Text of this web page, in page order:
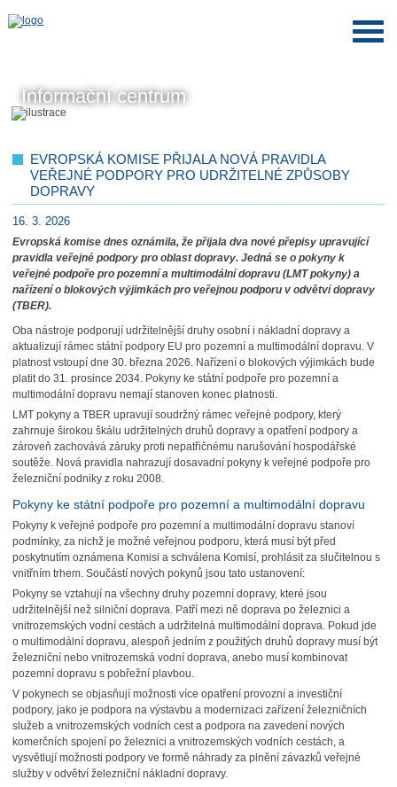
Informační centrum
EVROPSKÁ KOMISE PŘIJALA NOVÁ PRAVIDLA
VEŘEJNÉ PODPORY PRO UDRŽITELNÉ ZPŮSOBY
DOPRAVY
16. 3. 2026
Evropská komise dnes oznámila, že přijala dva nové přepisy upravující
pravidla veřejné podpory pro oblast dopravy. Jedná se o pokyny k
veřejné podpoře pro pozemní a multimodální dopravu (LMT pokyny) a
nařízení o blokových výjimkách pro veřejnou podporu v odvětví dopravy
(TBER).
Oba nástroje podporují udržitelnější druhy osobní i nákladní dopravy a
aktualizují rámec státní podpory EU pro pozemní a multimodální dopravu. V
platnost vstoupí dne 30. března 2026. Nařízení o blokových výjimkách bude
platit do 31. prosince 2034. Pokyny ke státní podpoře pro pozemní a
multimodální dopravu nemají stanoven konec platnosti.
LMT pokyny a TBER upravují soudržný rámec veřejné podpory, který
zahrnuje širokou škálu udržitelných druhů dopravy a opatření podpory a
zároveň zachovává záruky proti nepatřičnému narušování hospodářské
soutěže. Nová pravidla nahrazují dosavadní pokyny k veřejné podpoře pro
železniční podniky z roku 2008.
Pokyny ke státní podpoře pro pozemní a multimodální dopravu
Pokyny k veřejné podpoře pro pozemní a multimodální dopravu stanoví
podmínky, za nichž je možné veřejnou podporu, která musí být před
poskytnutím oznámena Komisi a schválena Komisí, prohlásit za slučitelnou s
vnitřním trhem. Součástí nových pokynů jsou tato ustanovení:
Pokyny se vztahují na všechny druhy pozemní dopravy, které jsou
udržitelnější než silniční doprava. Patří mezi ně doprava po železnici a
vnitrozemských vodní cestách a udržitelná multimodální doprava. Pokud jde
o multimodální dopravu, alespoň jedním z použitých druhů dopravy musí být
železniční nebo vnitrozemská vodní doprava, anebo musí kombinovat
pozemní dopravu s pobřežní plavbou.
V pokynech se objasňují možnosti více opatření provozní a investiční
podpory, jako je podpora na výstavbu a modernizaci zařízení železničních
služeb a vnitrozemských vodních cest a podpora na zavedení nových
komerčních spojení po železnici a vnitrozemských vodních cestách, a
vysvětlují možnosti podpory ve formě náhrady za plnění závazků veřejné
služby v odvětví železniční nákladní dopravy.